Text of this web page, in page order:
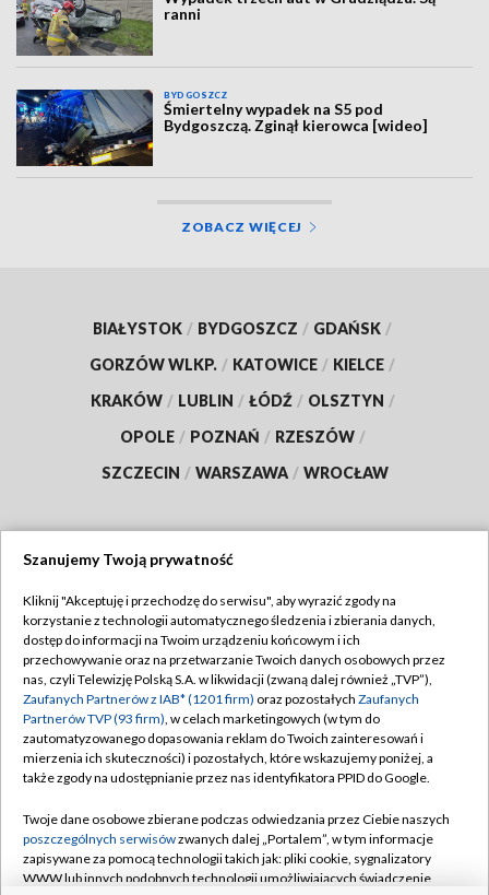
ranni
BYDGOSZCZ
Śmiertelny wypadek na S5 pod
Bydgoszczą. Zginął kierowca [wideo]
ZOBACZ WIĘCEJ
BIAŁYSTOK / BYDGOSZCZ / GDAŃSK /
GORZÓW WLKP. / KATOWICE / KIELCE /
KRAKÓW / LUBLIN / ŁÓDŹ / OLSZTYN /
OPOLE / POZNAŃ / RZESZÓW /
SZCZECIN / WARSZAWA / WROCŁAW
TVP
Abonament TVP
Emisja w TVP
Centrum informacji TVP
Naziemna Telewizja Cyfrowa
Rada Programowa
System NOS
Regulamin TVP
Polityka prywatności
Moje zgody
Pomoc
Kontakt
Szanujemy Twoją prywatność
Kliknij "Akceptuję i przechodzę do serwisu", aby wyrazić zgody na
korzystanie z technologii automatycznego śledzenia i zbierania danych,
dostęp do informacji na Twoim urządzeniu końcowym i ich
przechowywanie oraz na przetwarzanie Twoich danych osobowych przez
nas, czyli Telewizję Polską S.A. w likwidacji (zwaną dalej również „TVP”),
Zaufanych Partnerów z IAB* (1201 firm) oraz pozostałych Zaufanych
Partnerów TVP (93 firm), w celach marketingowych (w tym do
zautomatyzowanego dopasowania reklam do Twoich zainteresowań i
mierzenia ich skuteczności) i pozostałych, które wskazujemy poniżej, a
także zgody na udostępnianie przez nas identyfikatora PPID do Google.
Twoje dane osobowe zbierane podczas odwiedzania przez Ciebie naszych
poszczególnych serwisówzwanych dalej „Portalem”, w tym informacje
zapisywane za pomocą technologii takich jak: pliki cookie, sygnalizatory
WWW lub innych podobnych technologii umożliwiających świadczenie